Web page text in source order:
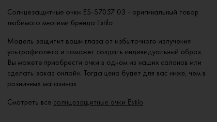
Солнцезащитные очки ES-S7057 03 - оригинальный товар
любимого многими бренда Estilo.
Модель защитит ваши глаза от избыточного излучения
ультрафиолета и поможет создать индивидуальный образ.
Вы можете приобрести очки в одном из наших салонов или
сделать заказ онлайн. Тогда цена будет для вас ниже, чем в
розничных магазинах.
Смотреть все солнцезащитные очки Estilo